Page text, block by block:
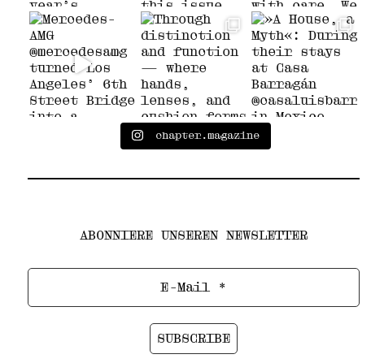
chapter.magazine
ABONNIERE UNSEREN NEWSLETTER